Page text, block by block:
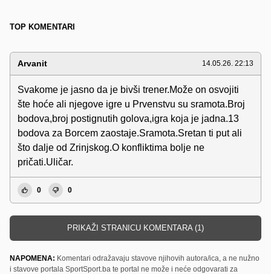
TOP KOMENTARI
Arvanit 14.05.26. 22:13
Svakome je jasno da je bivši trener.Može on osvojiti
šte hoće ali njegove igre u Prvenstvu su sramota.Broj
bodova,broj postignutih golova,igra koja je jadna.13
bodova za Borcem zaostaje.Sramota.Sretan ti put ali
što dalje od Zrinjskog.O konfliktima bolje ne
pričati.Uličar.
0 0
PRIKAŽI STRANICU KOMENTARA (1)
NAPOMENA: Komentari odražavaju stavove njihovih autora/ica, a ne nužno
i stavove portala SportSport.ba te portal ne može i neće odgovarati za